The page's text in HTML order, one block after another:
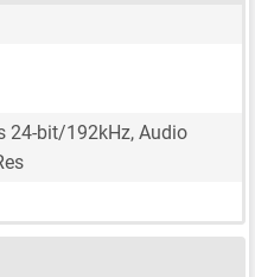
24-bit/192kHz, Audio